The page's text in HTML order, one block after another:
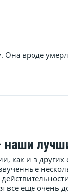
Она вроде
как и в
всё ещё очень